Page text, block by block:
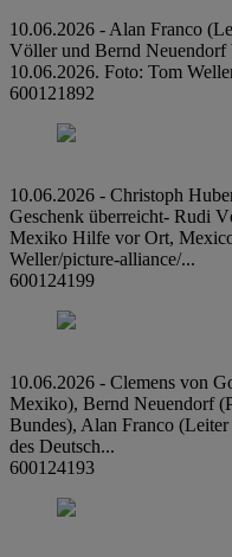
10.06.2026 - Alan Franco
Völler und Bernd
10.06.2026. Foto: Tom
600121892
10.06.2026 - Christoph
Geschenk überreicht- Rudi
Mexiko Hilfe vor Ort,
Weller/picture-alliance/...
600124199
10.06.2026 - Clemens von
Mexiko), Bernd Neuendorf
Bundes), Alan Franco
des Deutsch...
600124193